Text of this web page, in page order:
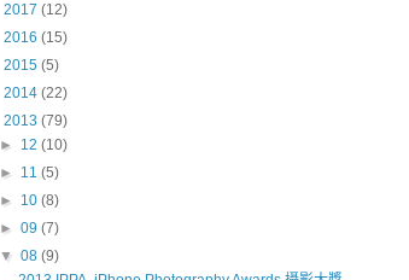
2017 (12)
2016 (15)
2015 (5)
2014 (22)
2013 (79)
► 12(10)
► 11(5)
► 10(8)
►09(7)
▼08(9)